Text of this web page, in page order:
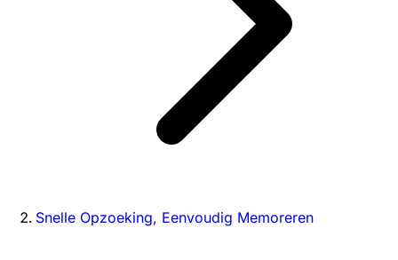
Snelle Opzoeking, Eenvoudig Memoreren